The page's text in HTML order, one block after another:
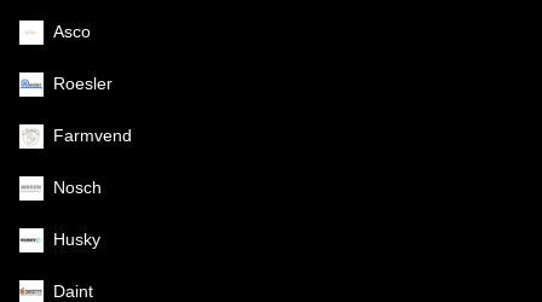
Asco
Roesler
Farmvend
Nosch
Husky
Daint